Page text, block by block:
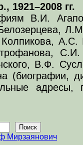
1921–2008 гг.
В.И.
В.Ф.
Поиск
Мирзаянович